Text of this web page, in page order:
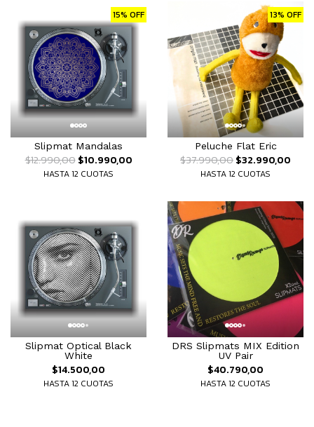
15% OFF
Slipmat Mandalas
$12.990,00$10.990,00
HASTA 12 CUOTAS
13% OFF
Peluche Flat Eric
$37.990,00$32.990,00
HASTA 12 CUOTAS
Slipmat Optical Black
White
$14.500,00
HASTA 12 CUOTAS
DRS Slipmats MIX Edition
UV Pair
$40.790,00
HASTA 12 CUOTAS